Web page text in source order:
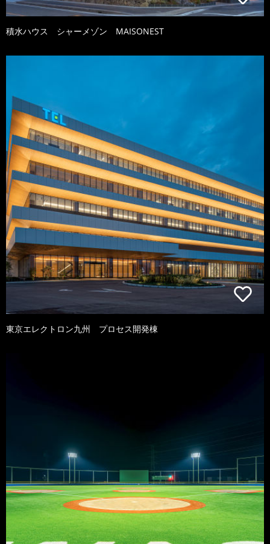
積水ハウス シャーメゾン MAISONEST
東京エレクトロン九州 プロセス開発棟